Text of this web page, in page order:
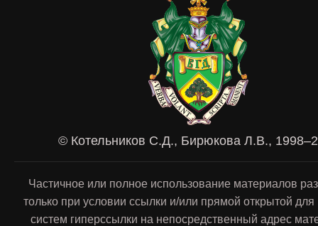
© Котельников С.Д., Бирюкова Л.В.,
Частичное или полное использование материалов
только при условии ссылки и/или прямой открытой
систем гиперссылки на непосредственный адрес